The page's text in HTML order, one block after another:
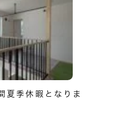
季休暇となりま